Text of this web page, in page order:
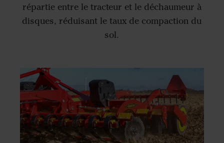
répartie entre le tracteur et le déchaumeur à
disques, réduisant le taux de compaction du
sol.